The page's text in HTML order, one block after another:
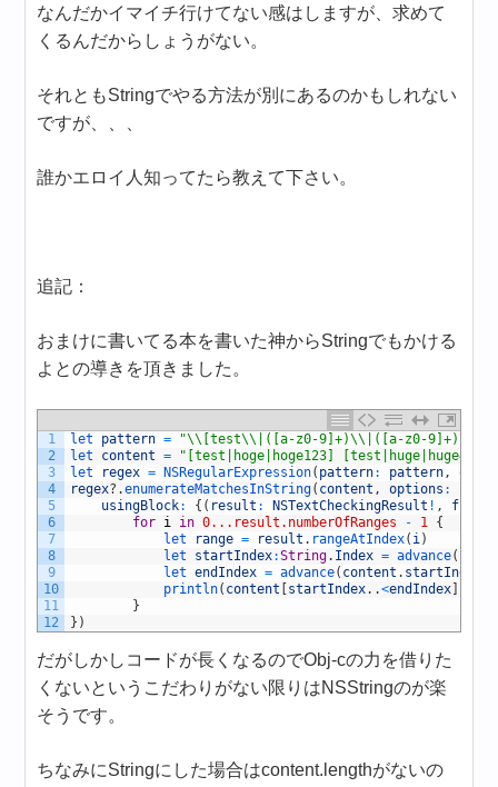
なんだかイマイチ行けてない感はしますが、求めて
くるんだからしょうがない。
それともStringでやる方法が別にあるのかもしれない
ですが、、、
誰かエロイ人知ってたら教えて下さい。
追記：
おまけに書いてる本を書いた神からStringでもかける
よとの導きを頂きました。
1
2
3
4
5
6
7
8
9
10
11
12
let pattern =
"\\[test\\|([a-z0-9]+)\\|([a-z0-9]+)\\]"
let content =
"[test|hoge|hoge123] [test|huge|huge456]"
let
regex = NSRegularExpression( pattern: pattern,
regex? .enumerateMatchesInString( content , options :
usingBlock: { ( result : NSTextCheckingResult ! , flags
for i in 0...result.numberOfRanges - 1 {
let
range = result . rangeAtIndex( i)
let startIndex:String. Index = advance(
let endIndex = advance( content . startIndex
println( content startIndex. .<endIndex
}
} )
だがしかしコードが長くなるのでObj-cの力を借りた
くないというこだわりがない限りはNSStringのが楽
そうです。
ちなみにStringにした場合はcontent.lengthがないの